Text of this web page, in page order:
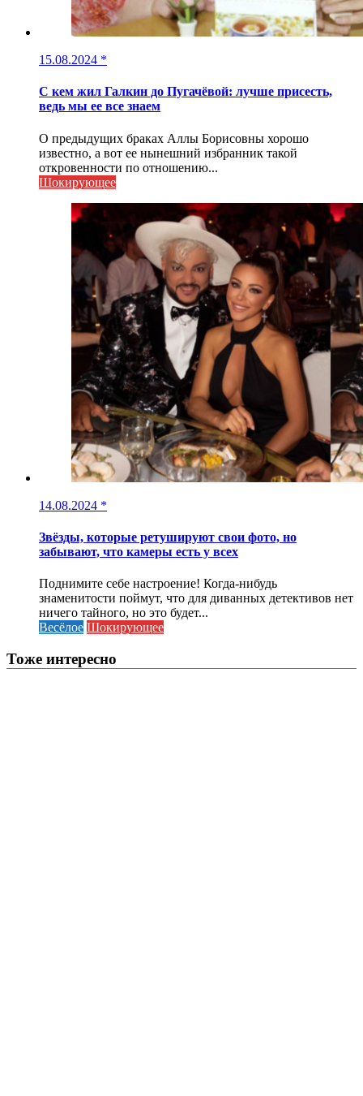
15.08.2024 *
С кем жил Галкин до Пугачёвой: лучше присесть,
ведь мы ее все знаем
О предыдущих браках Аллы Борисовны хорошо
известно, а вот ее нынешний избранник такой
откровенности по отношению...
Шокирующее
14.08.2024 *
Звёзды, которые ретушируют свои фото, но
забывают, что камеры есть у всех
Поднимите себе настроение! Когда-нибудь
знаменитости поймут, что для диванных детективов нет
ничего тайного, но это будет...
Весёлое Шокирующее
Тоже интересно